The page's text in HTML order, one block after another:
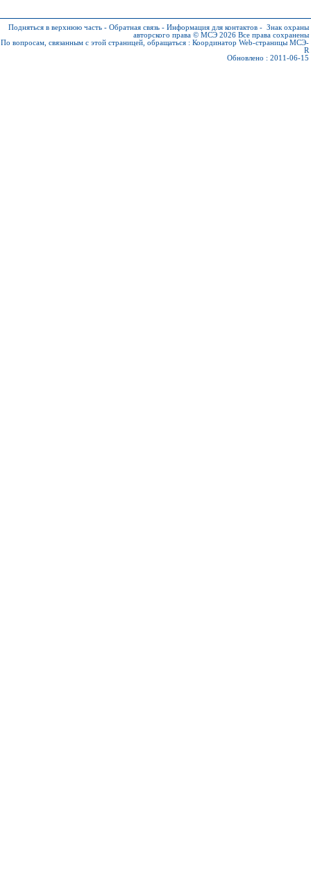
Подняться в верхнюю часть - Обратная связь - Информация для контактов - Знак охраны
авторского права © МСЭ 2026 Все права сохранены
По вопросам, связанным с этой страницей, обращаться : Координатор Web-страницы МСЭ-
R
Обновлено : 2011-06-15